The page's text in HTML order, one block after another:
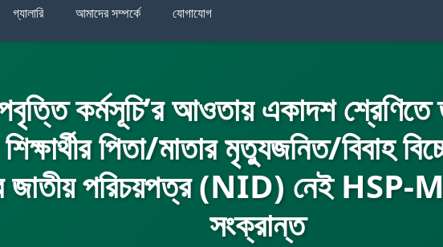
গ্যালারি আমাদের সম্পর্কে যোগাযোগ
কর্মসূচি’র আওতায় একাদশ শ্রেণিতে
পিতা/মাতার মৃত্যুজনিত/বিবাহ
জাতীয় পরিচয়পত্র (NID) নেই HSP-
সংক্রান্ত